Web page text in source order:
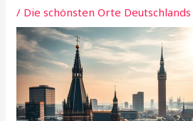
/ Die schönsten Orte Deutschlands